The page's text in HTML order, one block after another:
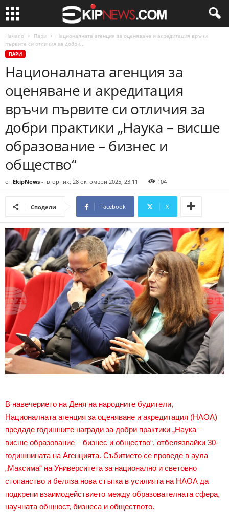
Начало Пари
Националната агенция за оценяване и акредитация връчи
първите си отличия за добри...
ПАРИ
Националната агенция за
оценяване и акредитация
връчи първите си отличия за
добри практики „Наука – висше
образование – бизнес и
общество“
от EkipNews - вторник, 28 октомври 2025, 23:11 104
Сподели Facebook X
В навечерието на Деня на народните будители,
Националната агенция за оценяване и акредитация (НАОА)
предаде годишните награди за добри практики „Наука –
висше образование – бизнес и общество“, отбелязвайки 30-
годишнината на Агенцията. Събитието се проведе в аула
„Максима“ на Университета за национално и световно
стопанство и беляза нова стъпка в усилията на НАОА да
подкрепи взаимодействието между образователната сфера,
научната общност, бизнеса и обществото.